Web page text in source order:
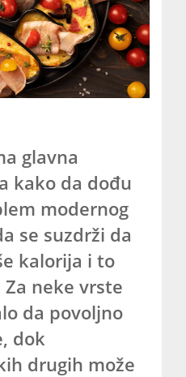
glavna
kako da dođu
modernog
se suzdrži da
kalorija i to
neke vrste
da povoljno
dok
drugih može